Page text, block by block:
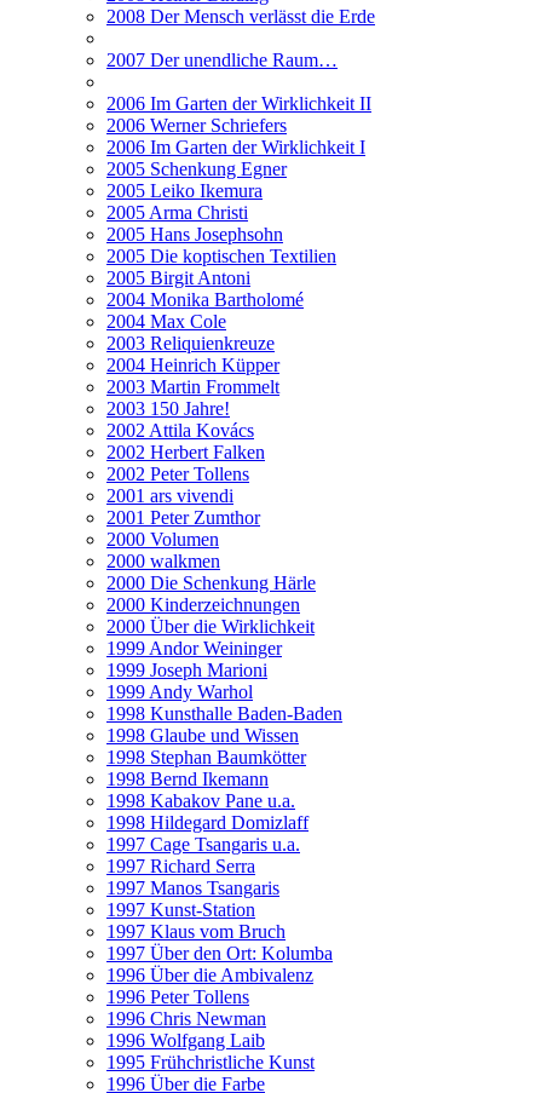
2008 Der Mensch verlässt die Erde
2007 Der unendliche Raum…
2006 Im Garten der Wirklichkeit II
2006 Werner Schriefers
2006 Im Garten der Wirklichkeit I
2005 Schenkung Egner
2005 Leiko Ikemura
2005 Arma Christi
2005 Hans Josephsohn
2005 Die koptischen Textilien
2005 Birgit Antoni
2004 Monika Bartholomé
2004 Max Cole
2003 Reliquienkreuze
2004 Heinrich Küpper
2003 Martin Frommelt
2003 150 Jahre!
2002 Attila Kovács
2002 Herbert Falken
2002 Peter Tollens
2001 ars vivendi
2001 Peter Zumthor
2000 Volumen
2000 walkmen
2000 Die Schenkung Härle
2000 Kinderzeichnungen
2000 Über die Wirklichkeit
1999 Andor Weininger
1999 Joseph Marioni
1999 Andy Warhol
1998 Kunsthalle Baden-Baden
1998 Glaube und Wissen
1998 Stephan Baumkötter
1998 Bernd Ikemann
1998 Kabakov Pane u.a.
1998 Hildegard Domizlaff
1997 Cage Tsangaris u.a.
1997 Richard Serra
1997 Manos Tsangaris
1997 Kunst-Station
1997 Klaus vom Bruch
1997 Über den Ort: Kolumba
1996 Über die Ambivalenz
1996 Peter Tollens
1996 Chris Newman
1996 Wolfgang Laib
1995 Frühchristliche Kunst
1996 Über die Farbe